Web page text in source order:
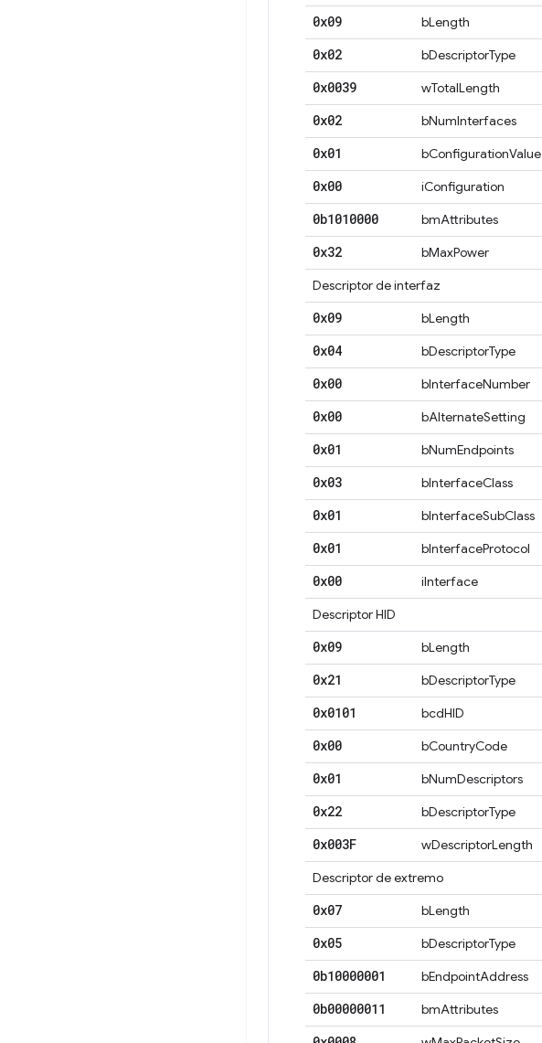
0x09 bLength
0x02 bDescriptorType
0x0039 wTotalLength
0x02 bNumInterfaces
0x01 bConfigurationValue
0x00 iConfiguration
0b1010000 bmAttributes
0x32 bMaxPower
Descriptor de interfaz
0x09 bLength
0x04 bDescriptorType
0x00 bInterfaceNumber
0x00 bAlternateSetting
0x01 bNumEndpoints
0x03 bInterfaceClass
0x01 bInterfaceSubClass
0x01 bInterfaceProtocol
0x00 iInterface
Descriptor HID
0x09 bLength
0x21 bDescriptorType
0x0101 bcdHID
0x00 bCountryCode
0x01 bNumDescriptors
0x22 bDescriptorType
0x003F wDescriptorLength
Descriptor de extremo
0x07 bLength
0x05 bDescriptorType
0b10000001 bEndpointAddress
0b00000011 bmAttributes